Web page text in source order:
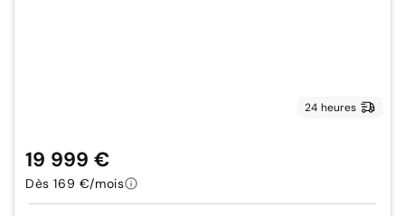
24 heures
19 999 €
Dès 169 €/mois